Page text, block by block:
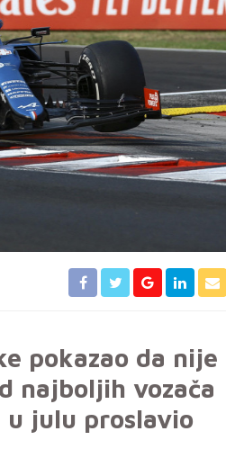
pokazao da nije
najboljih vozača
u julu proslavio